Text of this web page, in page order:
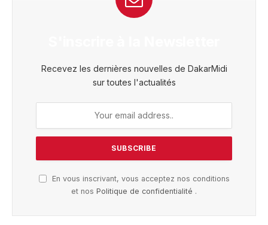
Recevez les dernières nouvelles de DakarMidi
sur toutes l'actualités
En vous inscrivant, vous acceptez nos conditions
et nos Politique de confidentialité .